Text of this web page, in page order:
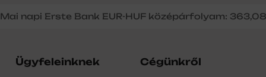
Mai napi Erste Bank EUR-HUF középárfolyam: 363,08
Ügyfeleinknek Cégünkről